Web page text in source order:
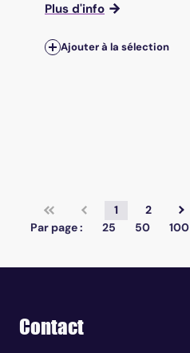
Plus d'info
Ajouter à la sélection
1 2
Par page :
25 50 100
Contact